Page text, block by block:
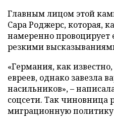
Главным лицом этой
Сара Роджерс, которая,
намеренно провоцирует
резкими
«Германия, как
евреев, однако завезла
насильников», –
соцсети. Так чиновница
миграционную политику